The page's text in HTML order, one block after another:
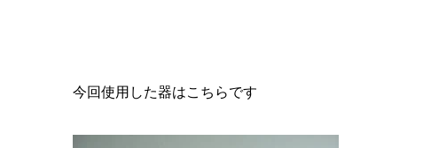
今回使用した器はこちらです